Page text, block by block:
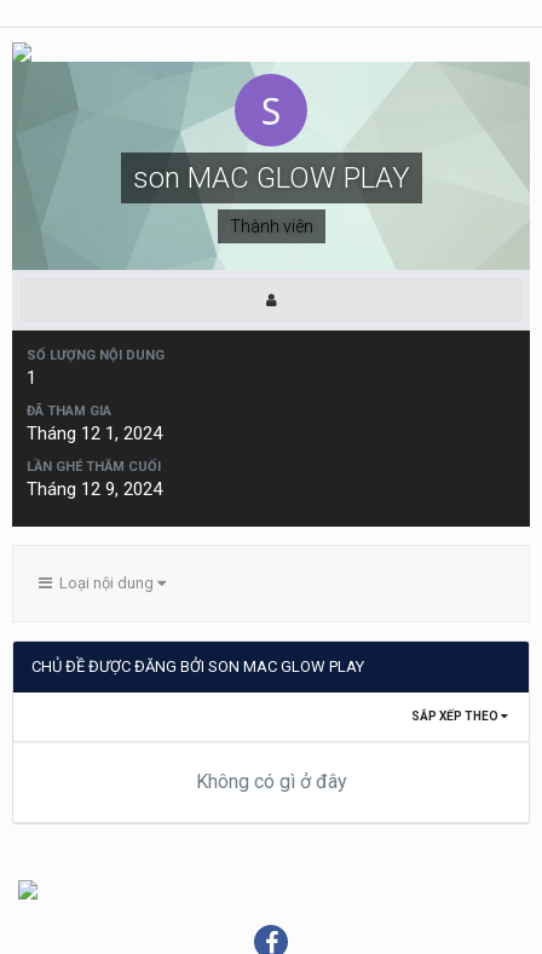
son MAC GLOW PLAY
Thành viên
SỐ LƯỢNG NỘI DUNG
1
ĐÃ THAM GIA
Tháng 12 1, 2024
LẦN GHÉ THĂM CUỐI
Tháng 12 9, 2024
Loại nội dung
CHỦ ĐỀ ĐƯỢC ĐĂNG BỞI SON MAC GLOW PLAY
SẮP XẾP THEO
Không có gì ở đây